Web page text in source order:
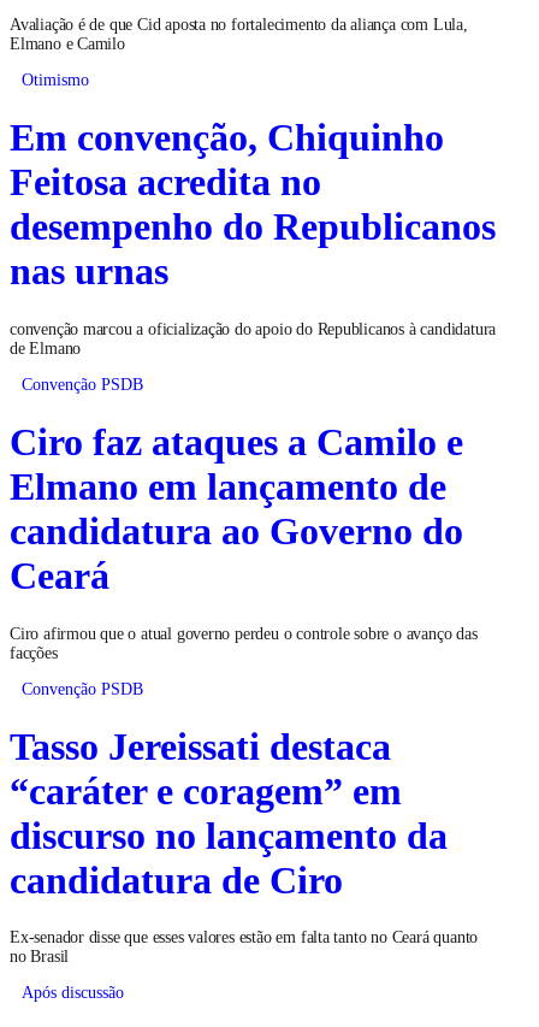
Avaliação é de que Cid aposta no fortalecimento da aliança com Lula,
Elmano e Camilo
Otimismo
Em convenção, Chiquinho
Feitosa acredita no
desempenho do Republicanos
nas urnas
convenção marcou a oficialização do apoio do Republicanos à candidatura
de Elmano
Convenção PSDB
Ciro faz ataques a Camilo e
Elmano em lançamento de
candidatura ao Governo do
Ceará
Ciro afirmou que o atual governo perdeu o controle sobre o avanço das
facções
Convenção PSDB
Tasso Jereissati destaca
“caráter e coragem” em
discurso no lançamento da
candidatura de Ciro
Ex-senador disse que esses valores estão em falta tanto no Ceará quanto
no Brasil
Após discussão